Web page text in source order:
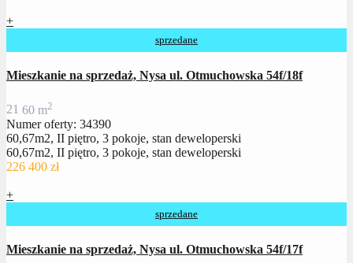
+
sprzedane
Mieszkanie na sprzedaż, Nysa ul. Otmuchowska 54f/18f
21 60 m2
Numer oferty: 34390
60,67m2, II piętro, 3 pokoje, stan deweloperski
60,67m2, II piętro, 3 pokoje, stan deweloperski
226 400 zł
+
sprzedane
Mieszkanie na sprzedaż, Nysa ul. Otmuchowska 54f/17f